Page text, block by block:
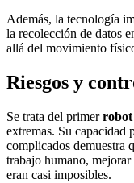
Además, la tecnología
la recolección de datos
allá del movimiento
Riesgos y
Se trata del primerrobot
extremas. Su capacidad
complicados demuestra
trabajo humano,
eran casi imposibles.